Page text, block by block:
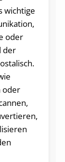
wichtige
oder
der
oder